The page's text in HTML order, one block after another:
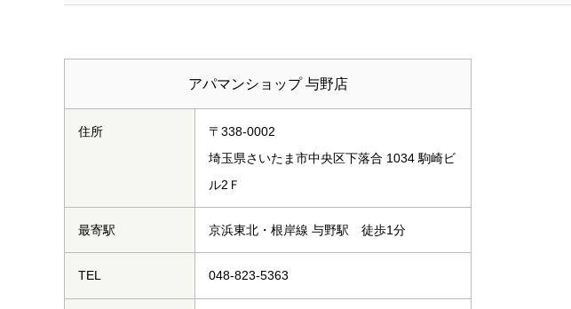
アパマンショップ 与野店
住所
〒338-0002
埼玉県さいたま市中央区下落合 1034 駒崎ビ
ル2Ｆ
最寄駅 京浜東北・根岸線 与野駅 徒歩1分
TEL 048-823-5363